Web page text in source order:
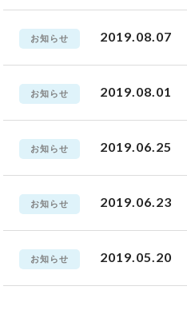
お知らせ 2019.08.07
お知らせ 2019.08.01
お知らせ 2019.06.25
お知らせ 2019.06.23
お知らせ 2019.05.20